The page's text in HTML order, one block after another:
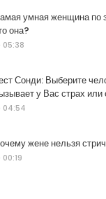
умная женщина по
она?
05:38
Сонди: Выберите
у Вас страх
04:54
жене нельзя
00:19